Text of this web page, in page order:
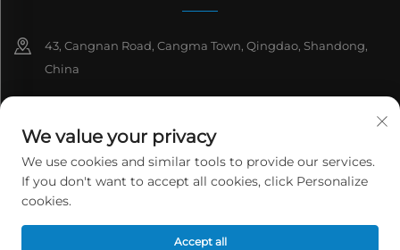
43, Cangnan Road, Cangma Town, Qingdao, Shandong,
China
+86 532 81912653
[email protected]
Copyright © 2026 Qingdao Jinwantong Environmental Science And
We value your privacy
We use cookies and similar tools to provide our services.
If you don't want to accept all cookies, click Personalize
cookies.
Accept all